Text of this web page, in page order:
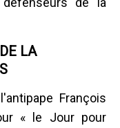
LA
François
« le Jour pour